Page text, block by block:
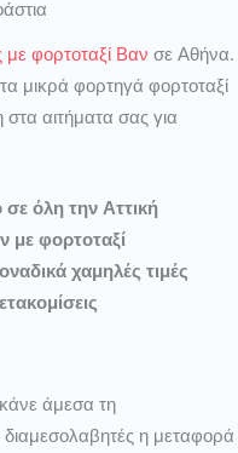
φορτοταξί Βαν σε Αθήνα.
μικρά φορτηγά φορτοταξί
αιτήματα σας για
όλη την Αττική
με φορτοταξί
χαμηλές τιμές
άμεσα τη
η μεταφορά